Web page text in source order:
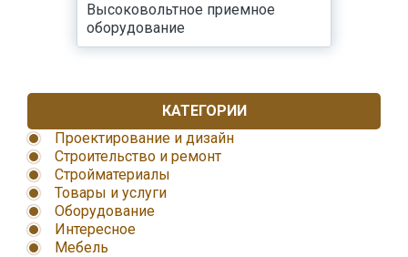
Высоковольтное приемное
оборудование
КАТЕГОРИИ
Проектирование и дизайн
Строительство и ремонт
Стройматериалы
Товары и услуги
Оборудование
Интересное
Мебель